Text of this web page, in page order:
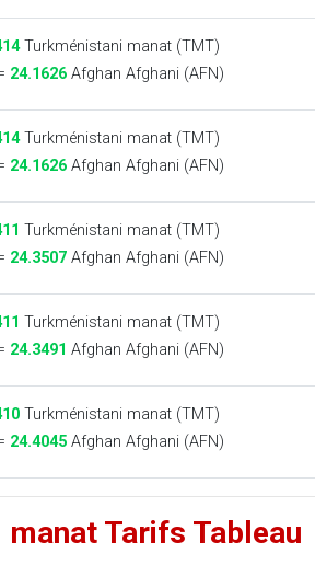
Turkménistani manat (TMT)
24.1626Afghan Afghani (AFN)
Turkménistani manat (TMT)
24.1626Afghan Afghani (AFN)
Turkménistani manat (TMT)
24.3507Afghan Afghani (AFN)
Turkménistani manat (TMT)
24.3491 Afghan Afghani (AFN)
Turkménistani manat (TMT)
24.4045Afghan Afghani (AFN)
Tarifs Tableau